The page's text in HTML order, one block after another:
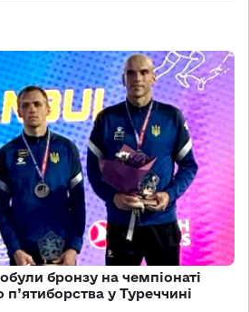
бронзу на чемпіонаті
у Туреччині